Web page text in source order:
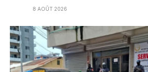
8 AOÛT 2026